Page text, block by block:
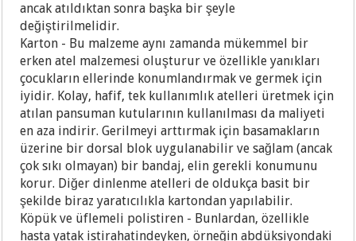
ancak atıldıktan sonra başka bir şeyle
değiştirilmelidir.
Karton - Bu malzeme aynı zamanda mükemmel bir
erken atel malzemesi oluşturur ve özellikle yanıkları
çocukların ellerinde konumlandırmak ve germek için
iyidir. Kolay, hafif, tek kullanımlık atelleri üretmek için
atılan pansuman kutularının kullanılması da maliyeti
en aza indirir. Gerilmeyi arttırmak için basamakların
üzerine bir dorsal blok uygulanabilir ve sağlam (ancak
çok sıkı olmayan) bir bandaj, elin gerekli konumunu
korur. Diğer dinlenme atelleri de oldukça basit bir
şekilde biraz yaratıcılıkla kartondan yapılabilir.
Köpük ve üflemeli polistiren - Bunlardan, özellikle
hasta yatak istirahatindeyken, örneğin abdüksiyondaki